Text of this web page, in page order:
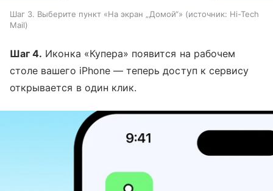
Шаг 3. Выберите пункт «На экран „Домой“» источник: Hi-Tech
Mail
Шаг 4. Иконка «Купера» появится на рабочем
столе вашего iPhone — теперь доступ к сервису
открывается в один клик.